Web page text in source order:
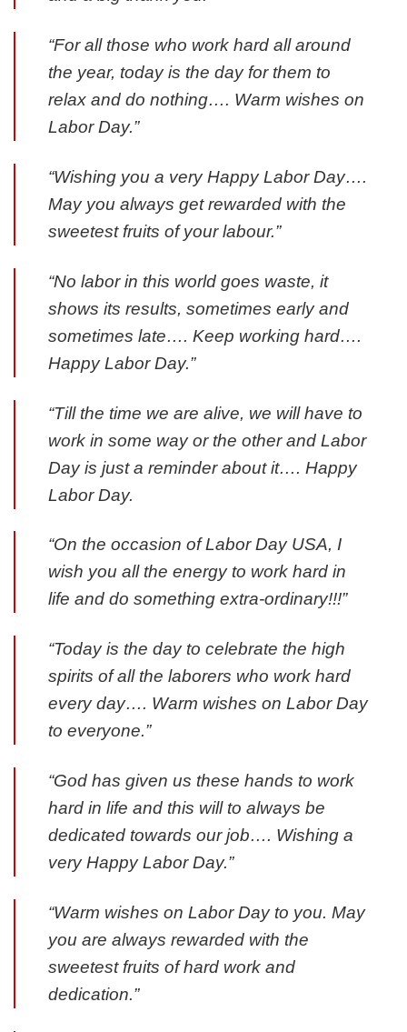
“For all those who work hard all around
the year, today is the day for them to
relax and do nothing…. Warm wishes on
Labor Day.”
“Wishing you a very Happy Labor Day….
May you always get rewarded with the
sweetest fruits of your labour.”
“No labor in this world goes waste, it
shows its results, sometimes early and
sometimes late…. Keep working hard….
Happy Labor Day.”
“Till the time we are alive, we will have to
work in some way or the other and Labor
Day is just a reminder about it…. Happy
Labor Day.
“On the occasion of Labor Day USA, I
wish you all the energy to work hard in
life and do something extra-ordinary!!!”
“Today is the day to celebrate the high
spirits of all the laborers who work hard
every day…. Warm wishes on Labor Day
to everyone.”
“God has given us these hands to work
hard in life and this will to always be
dedicated towards our job…. Wishing a
very Happy Labor Day.”
“Warm wishes on Labor Day to you. May
you are always rewarded with the
sweetest fruits of hard work and
dedication.”